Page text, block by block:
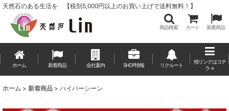
天然石のある生活を 【税別5,000円以上のお買い上げで送料無料！】
商品検索 カート 新着商品
ホーム 新着商品 会社案内 SHOP情報 リクルート
他リンクはコチ
ラ→
ホーム > 新着商品 > ハイパーシーン